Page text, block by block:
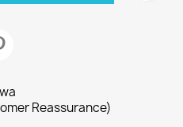
Reassurance)